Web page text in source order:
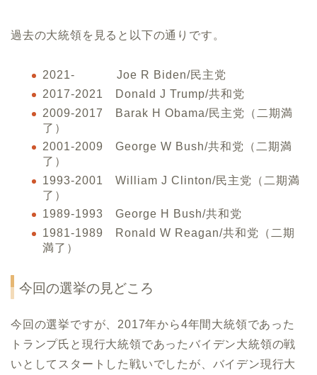
過去の大統領を見ると以下の通りです。
2021- Joe R Biden/民主党
2017-2021 Donald J Trump/共和党
2009-2017 Barak H Obama/民主党（二期満
了）
2001-2009 George W Bush/共和党（二期満
了）
1993-2001 William J Clinton/民主党（二期満
了）
1989-1993 George H Bush/共和党
1981-1989 Ronald W Reagan/共和党（二期
満了）
今回の選挙の見どころ
今回の選挙ですが、2017年から4年間大統領であった
トランプ氏と現行大統領であったバイデン大統領の戦
いとしてスタートした戦いでしたが、バイデン現行大